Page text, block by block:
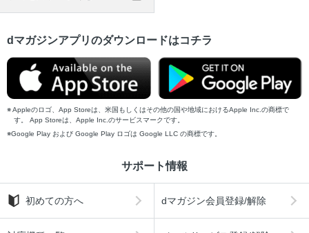
dマガジンアプリのダウンロードはコチラ
Appleのロゴ、App Storeは、米国もしくはその他の国や地域におけるApple Inc.の商標で
す。 App Storeは、Apple Inc.のサービスマークです。
Google Play および Google Play ロゴは Google LLC の商標です。
サポート情報
初めての方へ dマガジン会員登録/解除